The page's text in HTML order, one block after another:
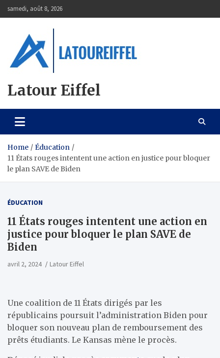
to
samedi, août 8, 2026
Latour Eiffel
Home
Éducation
11 États rouges intentent une action en justice pour bloquer
le plan SAVE de Biden
ÉDUCATION
11 États rouges intentent une action en
justice pour bloquer le plan SAVE de
Biden
avril 2, 2024 Latour Eiffel
Une coalition de 11 États dirigés par les
républicains poursuit l’administration Biden pour
bloquer son nouveau plan de remboursement des
prêts étudiants. Le Kansas mène le procès.